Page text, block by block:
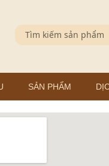
SẢN PHẨM